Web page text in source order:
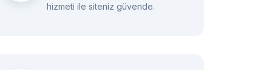
hizmeti ile siteniz güvende.